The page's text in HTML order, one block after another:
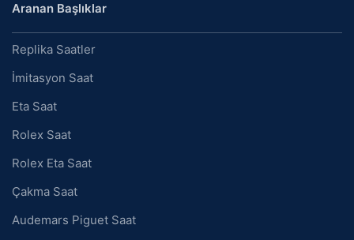
Aranan Başlıklar
Replika Saatler
İmitasyon Saat
Eta Saat
Rolex Saat
Rolex Eta Saat
Çakma Saat
Audemars Piguet Saat